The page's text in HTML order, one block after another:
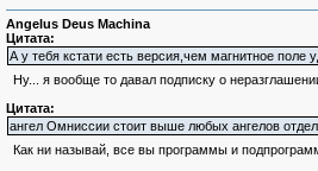
Angelus Deus Machina
Цитата:
А у тебя кстати есть версия,чем магнитное поле
Ну... я вообще то давал подписку о
Цитата:
ангел Омниссии стоит выше любых ангелов
Как ни называй, все вы программы и